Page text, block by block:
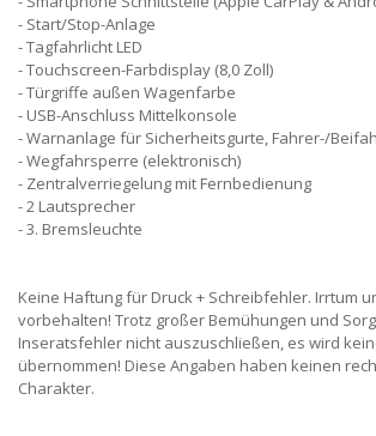
Start/Stop-Anlage
Tagfahrlicht LED
Touchscreen-Farbdisplay (8,0 Zoll)
Türgriffe außen Wagenfarbe
USB-Anschluss Mittelkonsole
Warnanlage für Sicherheitsgurte, Fahrer-/
Wegfahrsperre (elektronisch)
Zentralverriegelung mit Fernbedienung
2 Lautsprecher
3. Bremsleuchte
Keine Haftung für Druck + Schreibfehler. Irrtum
vorbehalten! Trotz großer Bemühungen und
Inseratsfehler nicht auszuschließen, es wird
übernommen! Diese Angaben haben keinen
Charakter.